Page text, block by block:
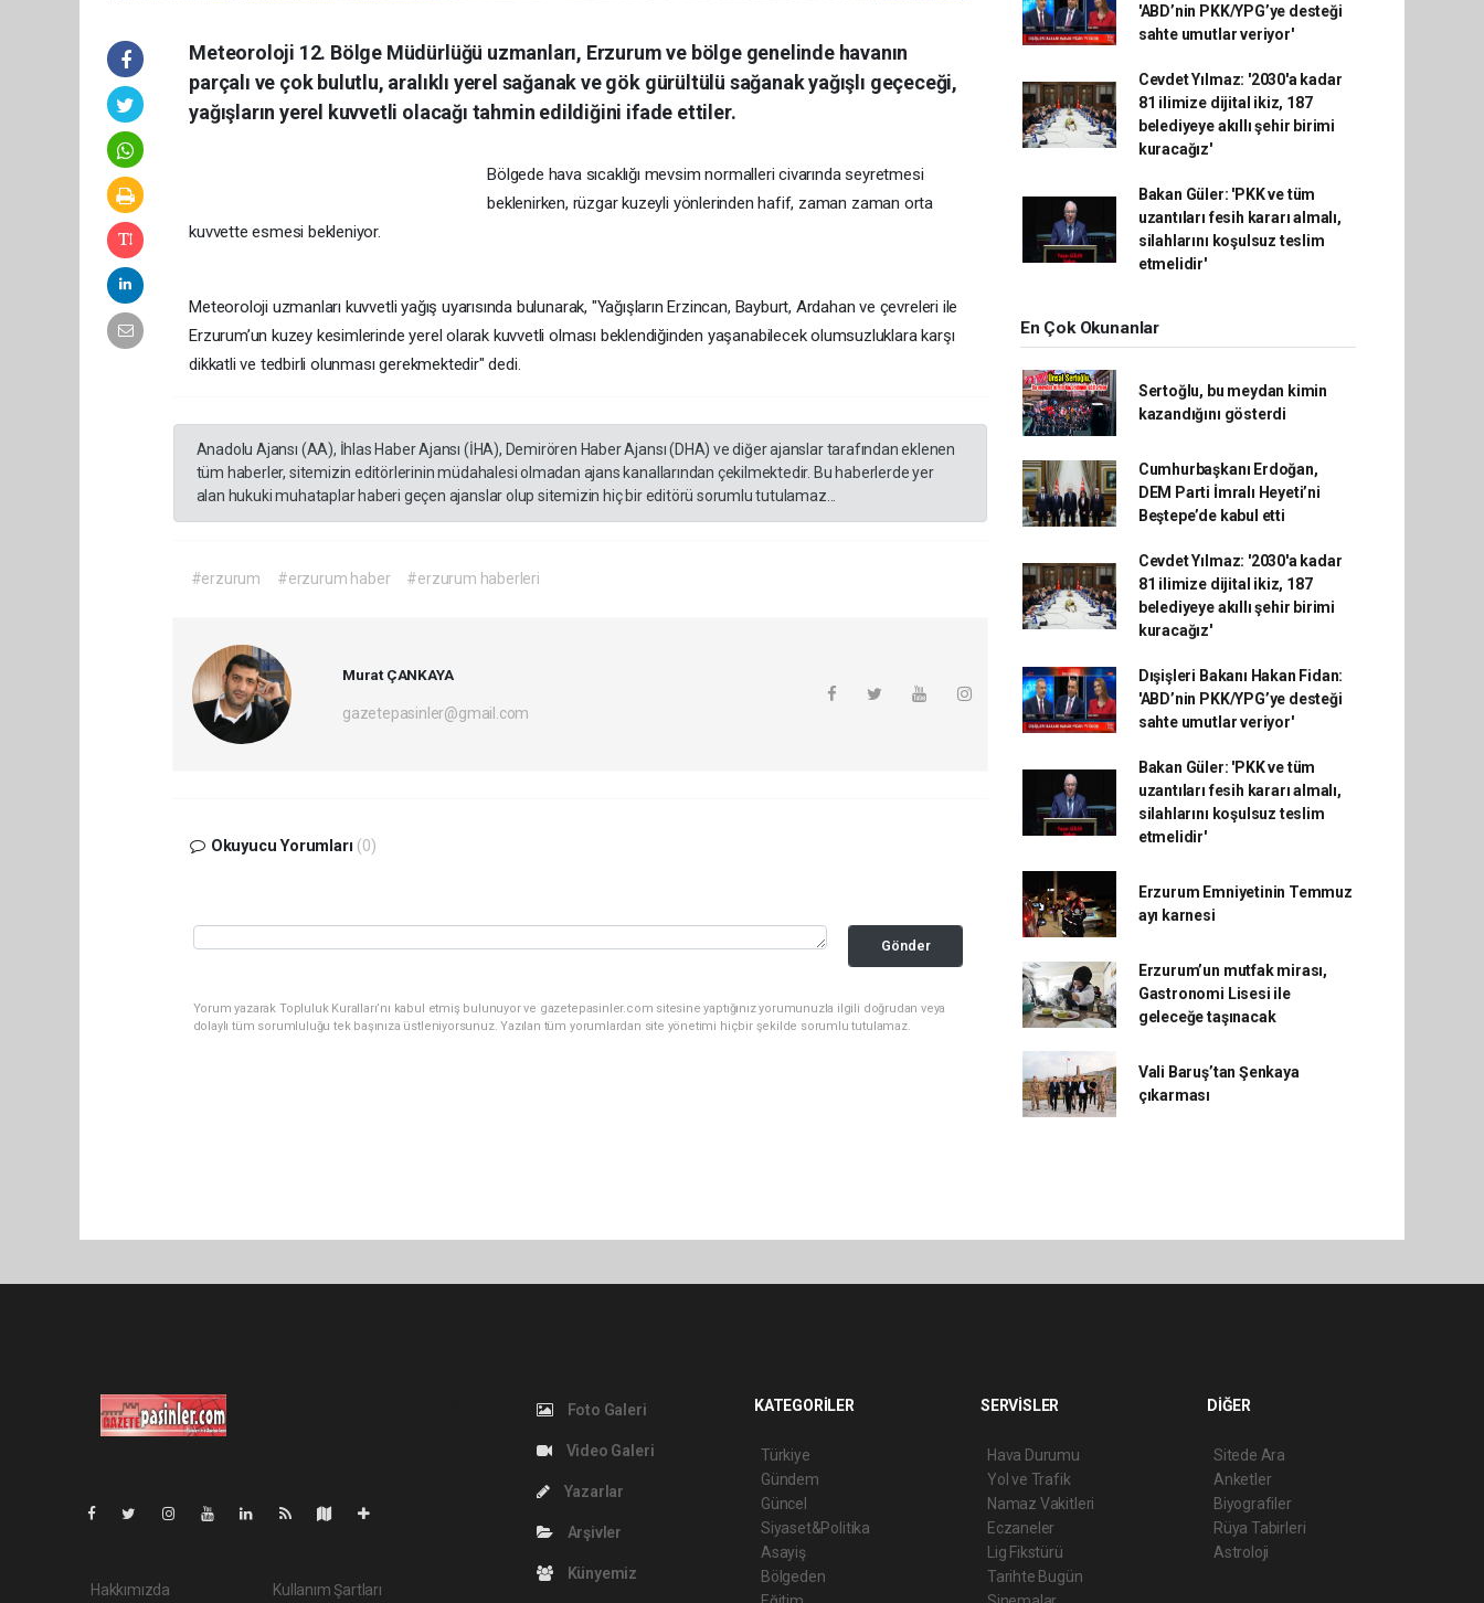
Meteoroloji 12. Bölge Müdürlüğü uzmanları, Erzurum ve bölge genelinde havanın
parçalı ve çok bulutlu, aralıklı yerel sağanak ve gök gürültülü sağanak yağışlı geçeceği,
yağışların yerel kuvvetli olacağı tahmin edildiğini ifade ettiler.
Bölgede hava sıcaklığı mevsim normalleri civarında seyretmesi
beklenirken, rüzgar kuzeyli yönlerinden hafif, zaman zaman orta
kuvvette esmesi bekleniyor.
Meteoroloji uzmanları kuvvetli yağış uyarısında bulunarak, "Yağışların Erzincan, Bayburt, Ardahan ve çevreleri ile
Erzurum’un kuzey kesimlerinde yerel olarak kuvvetli olması beklendiğinden yaşanabilecek olumsuzluklara karşı
dikkatli ve tedbirli olunması gerekmektedir" dedi.
Anadolu Ajansı (AA), İhlas Haber Ajansı (İHA), Demirören Haber Ajansı (DHA) ve diğer ajanslar tarafından eklenen
tüm haberler, sitemizin editörlerinin müdahalesi olmadan ajans kanallarından çekilmektedir. Bu haberlerde yer
alan hukuki muhataplar haberi geçen ajanslar olup sitemizin hiç bir editörü sorumlu tutulamaz...
#erzurum #erzurum haber #erzurum haberleri
Murat ÇANKAYA
gazetepasinler@gmail.com
Okuyucu Yorumları (0)
Gönder
Yorum yazarak Topluluk Kuralları’nı kabul etmiş bulunuyor ve gazetepasinler.com sitesine yaptığınız yorumunuzla ilgili doğrudan veya
dolaylı tüm sorumluluğu tek başınıza üstleniyorsunuz. Yazılan tüm yorumlardan site yönetimi hiçbir şekilde sorumlu tutulamaz.
'ABD’nin PKK/YPG’ye desteği
sahte umutlar veriyor'
Cevdet Yılmaz: '2030'a kadar
81 ilimize dijital ikiz, 187
belediyeye akıllı şehir birimi
kuracağız'
Bakan Güler: 'PKK ve tüm
uzantıları fesih kararı almalı,
silahlarını koşulsuz teslim
etmelidir'
En Çok Okunanlar
Sertoğlu, bu meydan kimin
kazandığını gösterdi
Cumhurbaşkanı Erdoğan,
DEM Parti İmralı Heyeti’ni
Beştepe’de kabul etti
Cevdet Yılmaz: '2030'a kadar
81 ilimize dijital ikiz, 187
belediyeye akıllı şehir birimi
kuracağız'
Dışişleri Bakanı Hakan Fidan:
'ABD’nin PKK/YPG’ye desteği
sahte umutlar veriyor'
Bakan Güler: 'PKK ve tüm
uzantıları fesih kararı almalı,
silahlarını koşulsuz teslim
etmelidir'
Erzurum Emniyetinin Temmuz
ayı karnesi
Erzurum’un mutfak mirası,
Gastronomi Lisesi ile
geleceğe taşınacak
Vali Baruş’tan Şenkaya
çıkarması
Hakkımızda Kullanım Şartları
Foto Galeri
Video Galeri
Yazarlar
Arşivler
Künyemiz
KATEGORİLER
Türkiye
Gündem
Güncel
Siyaset&Politika
Asayiş
Bölgeden
SERVİSLER
Hava Durumu
Yol ve Trafik
Namaz Vakitleri
Eczaneler
Lig Fikstürü
Tarihte Bugün
DİĞER
Sitede Ara
Anketler
Biyografiler
Rüya Tabirleri
Astroloji